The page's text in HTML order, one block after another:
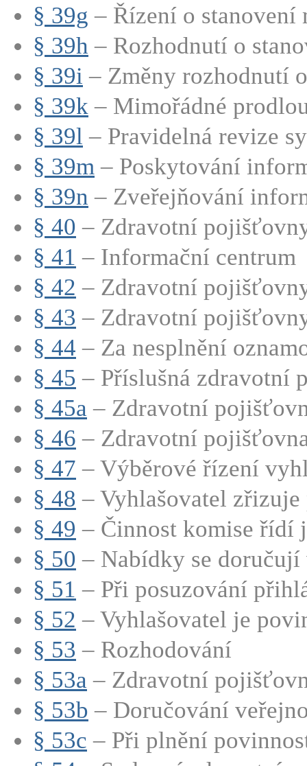
§ 39g – Řízení o stanovení
§ 39h – Rozhodnutí o
§ 39i – Změny rozhodnutí
§ 39k – Mimořádné
§ 39l – Pravidelná revize
§ 39m – Poskytování
§ 39n – Zveřejňování
§ 40 – Zdravotní
§ 41 – Informační centrum
§ 42 – Zdravotní
§ 43 – Zdravotní
§ 44 – Za nesplnění
§ 45 – Příslušná zdravotní
§ 45a – Zdravotní
§ 46 – Zdravotní
§ 47 – Výběrové řízení
§ 48 – Vyhlašovatel zřizuje
§ 49 – Činnost komise řídí
§ 50 – Nabídky se doručují
§ 51 – Při posuzování
§ 52 – Vyhlašovatel je
§ 53 – Rozhodování
§ 53a – Zdravotní
§ 53b – Doručování
§ 53c – Při plnění